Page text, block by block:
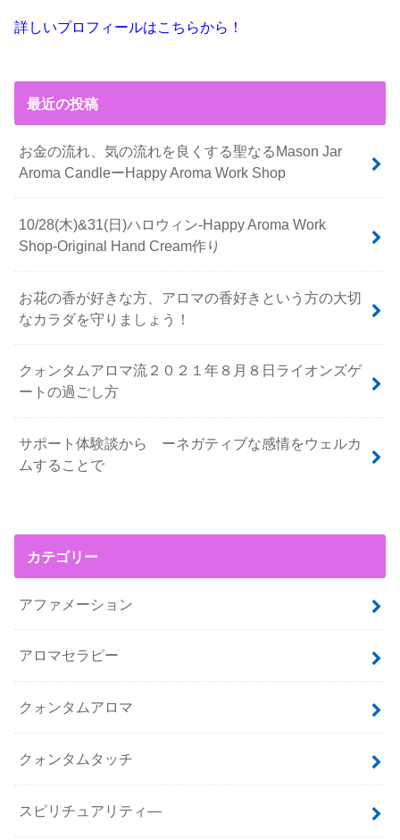
詳しいプロフィールはこちらから！
最近の投稿
お金の流れ、気の流れを良くする聖なるMason Jar
Aroma CandleーHappy Aroma Work Shop
10/28(木)&31(日)ハロウィン-Happy Aroma Work
Shop-Original Hand Cream作り
お花の香が好きな方、アロマの香好きという方の大切
なカラダを守りましょう！
クォンタムアロマ流２０２１年８月８日ライオンズゲ
ートの過ごし方
サポート体験談から ーネガティブな感情をウェルカ
ムすることで
カテゴリー
アファメーション
アロマセラピー
クォンタムアロマ
クォンタムタッチ
スピリチュアリティ―